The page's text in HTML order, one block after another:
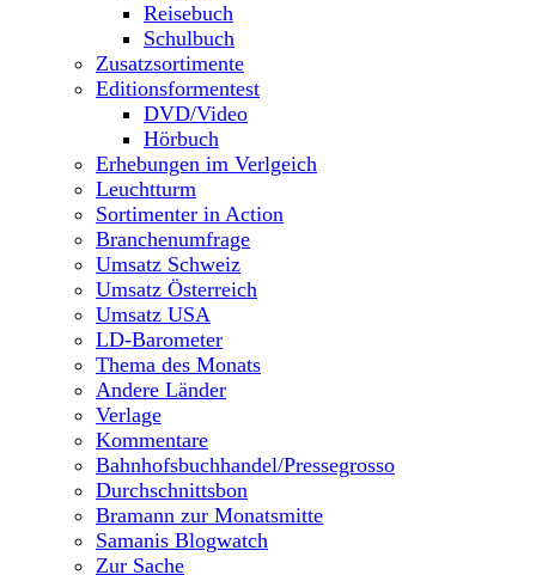
Reisebuch
Schulbuch
Zusatzsortimente
Editionsformentest
DVD/Video
Hörbuch
Erhebungen im Verlgeich
Leuchtturm
Sortimenter in Action
Branchenumfrage
Umsatz Schweiz
Umsatz Österreich
Umsatz USA
LD-Barometer
Thema des Monats
Andere Länder
Verlage
Kommentare
Bahnhofsbuchhandel/Pressegrosso
Durchschnittsbon
Bramann zur Monatsmitte
Samanis Blogwatch
Zur Sache